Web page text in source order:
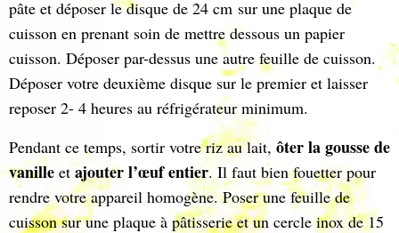
pâte et déposer le disque de 24 cm sur une plaque de
cuisson en prenant soin de mettre dessous un papier
cuisson. Déposer par-dessus une autre feuille de cuisson.
Déposer votre deuxième disque sur le premier et laisser
reposer 2- 4 heures au réfrigérateur minimum.
Pendant ce temps, sortir votre riz au lait, ôter la gousse de
vanille et ajouter l’œuf entier. Il faut bien fouetter pour
rendre votre appareil homogène. Poser une feuille de
cuisson sur une plaque à pâtisserie et un cercle inox de 15